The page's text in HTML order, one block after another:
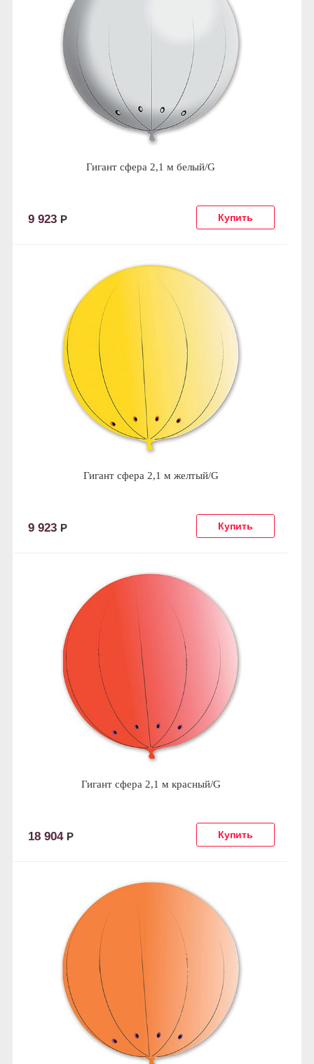
Гигант сфера 2,1 м белый/G
9 923 Р
Гигант сфера 2,1 м желтый/G
9 923 Р
Гигант сфера 2,1 м красный/G
18 904 Р